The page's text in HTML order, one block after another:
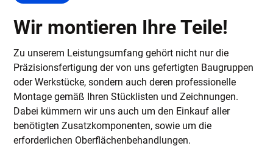
Wir montieren Ihre Teile!
Zu unserem Leistungsumfang gehört nicht nur die
Präzisionsfertigung der von uns gefertigten Baugruppen
oder Werkstücke, sondern auch deren professionelle
Montage gemäß Ihren Stücklisten und Zeichnungen.
Dabei kümmern wir uns auch um den Einkauf aller
benötigten Zusatzkomponenten, sowie um die
erforderlichen Oberflächenbehandlungen.